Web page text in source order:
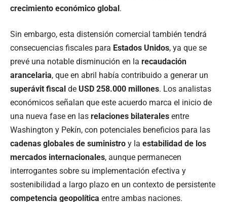
crecimiento económico global.
Sin embargo, esta distensión comercial también tendrá
consecuencias fiscales para Estados Unidos, ya que se
prevé una notable disminución en la recaudación
arancelaria, que en abril había contribuido a generar un
superávit fiscal de USD 258.000 millones. Los analistas
económicos señalan que este acuerdo marca el inicio de
una nueva fase en las relaciones bilaterales entre
Washington y Pekín, con potenciales beneficios para las
cadenas globales de suministro y la estabilidad de los
mercados internacionales, aunque permanecen
interrogantes sobre su implementación efectiva y
sostenibilidad a largo plazo en un contexto de persistente
competencia geopolítica entre ambas naciones.